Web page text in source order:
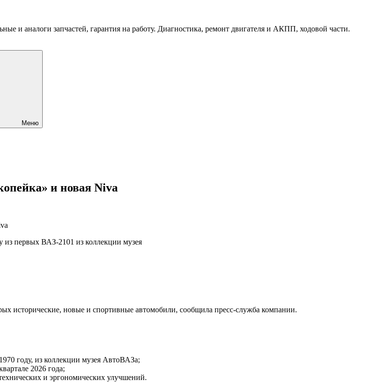
и аналоги запчастей, гарантия на работу. Диагностика, ремонт двигателя и АКПП, ходовой части.
Меню
и новая Niva
первых ВАЗ-2101 из коллекции музея
исторические, новые и спортивные автомобили, сообщила пресс-служба компании.
году, из коллекции музея АвтоВАЗа;
2026 года;
и эргономических улучшений.